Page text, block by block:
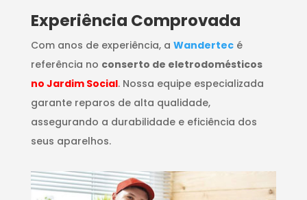
​Experiência Comprovada
Com anos de experiência, a Wandertecé
referência no conserto de eletrodomésticos
no Jardim Social. Nossa equipe especializada
garante reparos de alta qualidade,
assegurando a durabilidade e eficiência dos
seus aparelhos.